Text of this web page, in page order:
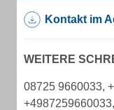
Kontakt im
WEITERE
08725 9660033,